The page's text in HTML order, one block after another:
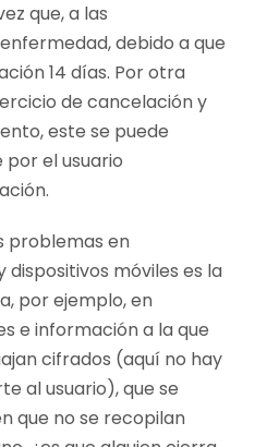
que, a las
debido a que
14 días. Por otra
de cancelación y
este se puede
el usuario
problemas en
móviles es la
por ejemplo, en
e información a la que
cifrados (aquí no hay
al usuario), que se
que no se recopilan